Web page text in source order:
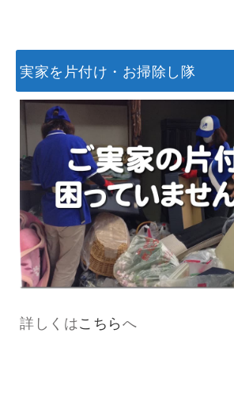
実家を片付け・お掃除し隊
詳しくはこちらへ